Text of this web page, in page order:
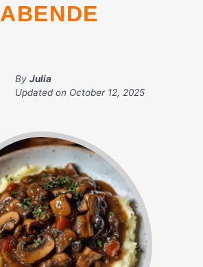
ABENDE
By Julia
Updated on October 12, 2025